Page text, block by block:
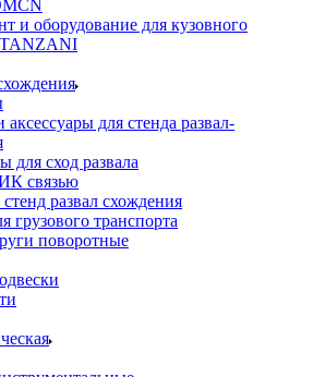
и оборудование для кузовного
аксессуары для стенда развал-
для сход развала
связью
развал схождения
грузового транспорта
поворотные